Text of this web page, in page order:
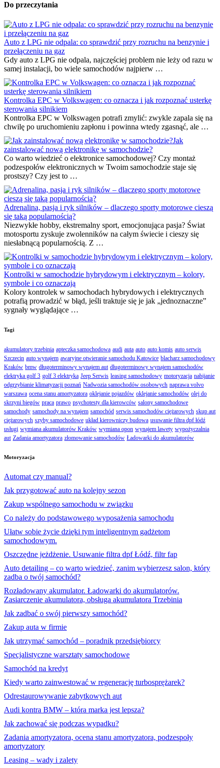
Do przeczytania
Auto z LPG nie odpala: co sprawdzić przy rozruchu na benzynie i
przełączeniu na gaz
Gdy auto z LPG nie odpala, najczęściej problem nie leży od razu w
samej instalacji, bo wiele samochodów najpierw …
Kontrolka EPC w Volkswagen: co oznacza i jak rozpoznać usterkę
sterowania silnikiem
Kontrolka EPC w Volkswagen potrafi zmylić: zwykle zapala się na
chwilę po uruchomieniu zapłonu i powinna wtedy zgasnąć, ale …
Jak
zainstalować nową elektronikę w samochodzie?
Co warto wiedzieć o elektronice samochodowej? Czy montaż
podzespołów elektronicznych w Twoim samochodzie staje się
prostszy? Czy jest to …
Adrenalina, pasja i ryk silników – dlaczego sporty motorowe cieszą
się taką popularnością?
Niezwykłe hobby, ekstremalny sport, emocjonująca pasja? Świat
motosportu zyskuje zwolenników na całym świecie i cieszy się
niesłabnącą popularnością. Z …
Kontrolki w samochodzie hybrydowym i elektrycznym – kolory,
symbole i co oznaczają
Kolory kontrolek w samochodach hybrydowych i elektrycznych
potrafią prowadzić w błąd, jeśli traktuje się je jak „jednoznaczne”
sygnały wyglądające …
Tagi
akumulatory trzebinia apteczka samochodowa audi auta auto auto komis auto serwis
Szczecin auto wynajem awaryjne otwieranie samochodu Katowice blacharz samochodowy
Kraków bmw długoterminowy wynajem aut długoterminowy wynajem samochodów
elektryka golf 3 golf 3 elektryka Jeep Serwis leasing samochodowy motoryzacja nabijanie
odgrzybianie klimatyzacji poznań Nadwozia samochodów osobowych naprawa volvo
warszawa ocena stanu amortyzatora oklejanie pojazdów oklejanie samochodów olej do
skrzyni biegów praca prawo psychotesty dla kierowców salony samochodowe
samochody samochody na wynajem samochód serwis samochodów ciężarowych skup aut
ciężarowych szyby samochodowe układ kierowniczy budowa usuwanie filtra dpf łódź
usługi wymiana akumulatorów Kraków wymiana opon wynajem lawety wypożyczalnia
aut Zadania amortyzatora złomowanie samochodów Ładowarki do akumulatorów
Motoryzacja
Automat czy manual?
Jak przygotować auto na kolejny sezon
Zakup wspólnego samochodu w związku
Co należy do podstawowego wyposażenia samochodu
Ułatw sobie życie dzięki tym inteligentnym gadżetom
samochodowym.
Oszczędne jeżdżenie. Usuwanie filtra dpf Łódź, filtr fap
Auto detailing – co warto wiedzieć, zanim wybierzesz salon, który
zadba o twój samochód?
Rozładowany akumulator. Ładowarki do akumulatorów.
Zasiarczenie akumulatora, obsługa akumulatora Trzebinia
Jak zadbać o swój pierwszy samochód?
Zakup auta w firmie
Jak utrzymać samochód – poradnik przedsiębiorcy
Specjalistyczne warsztaty samochodowe
Samochód na kredyt
Kiedy warto zainwestować w regenerację turbosprężarek?
Odrestaurowywanie zabytkowych aut
Audi kontra BMW – która marka jest lepsza?
Jak zachować się podczas wypadku?
Zadania amortyzatora, ocena stanu amortyzatora, podzespoły
amortyzatory
Leasing – wady i zalety